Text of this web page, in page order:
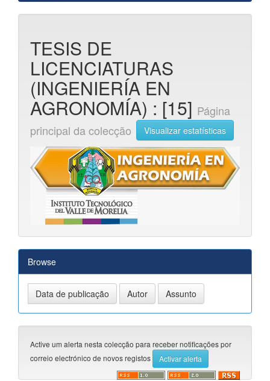
TESIS DE
LICENCIATURAS
(INGENIERÍA EN
AGRONOMÍA) : [15] Página
principal da colecção
Visualizar estatísticas
Browse
Active um alerta nesta colecção para receber notificações por
correio electrónico de novos registos